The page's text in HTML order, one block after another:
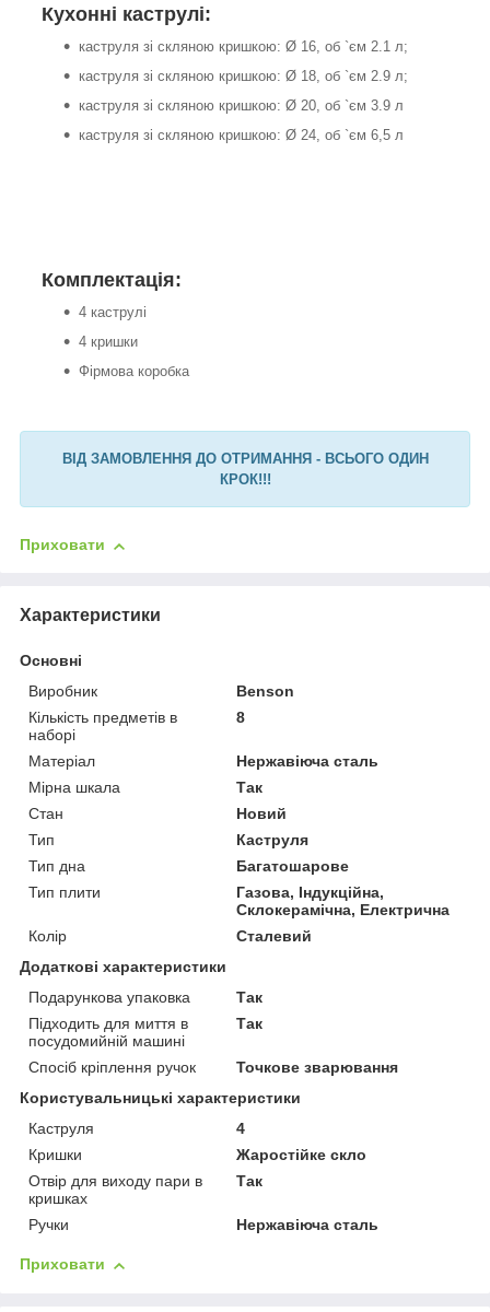
Кухонні каструлі:
каструля зі скляною кришкою: Ø 16, об `єм 2.1 л;
каструля зі скляною кришкою: Ø 18, об `єм 2.9 л;
каструля зі скляною кришкою: Ø 20, об `єм 3.9 л
каструля зі скляною кришкою: Ø 24, об `єм 6,5 л
Комплектація:
4 каструлі
4 кришки
Фірмова коробка
ВІД ЗАМОВЛЕННЯ ДО ОТРИМАННЯ - ВСЬОГО ОДИН
КРОК!!!
Приховати
Характеристики
Основні
Виробник
Benson
Кількість предметів в
наборі
8
Матеріал
Нержавіюча сталь
Мірна шкала
Так
Стан
Новий
Тип
Каструля
Тип дна
Багатошарове
Тип плити
Газова, Індукційна,
Склокерамічна, Електрична
Колір
Сталевий
Додаткові характеристики
Подарункова упаковка
Так
Підходить для миття в
посудомийній машині
Так
Спосіб кріплення ручок
Точкове зварювання
Користувальницькі характеристики
Каструля
4
Кришки
Жаростійке скло
Отвір для виходу пари в
кришках
Так
Ручки Нержавіюча сталь
Приховати